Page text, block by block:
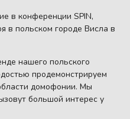
в конференции SPIN,
в польском городе Висла в
нашего польского
продемонстрируем
домофонии. Мы
большой интерес у